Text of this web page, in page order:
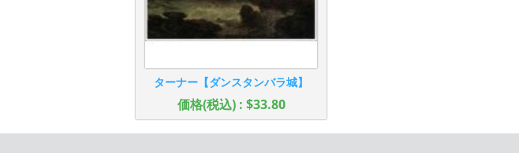
ターナー【ダンスタンバラ城】
価格(税込) : $33.80